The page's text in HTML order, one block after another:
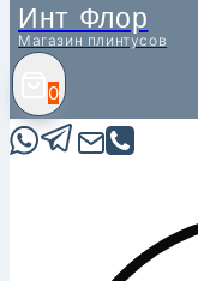
Инт Флор
Магазин плинтусов
0